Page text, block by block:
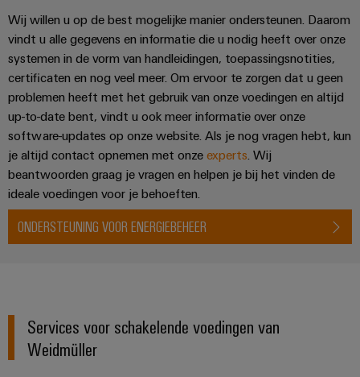
Wij willen u op de best mogelijke manier ondersteunen. Daarom
vindt u alle gegevens en informatie die u nodig heeft over onze
systemen in de vorm van handleidingen, toepassingsnotities,
certificaten en nog veel meer. Om ervoor te zorgen dat u geen
problemen heeft met het gebruik van onze voedingen en altijd
up-to-date bent, vindt u ook meer informatie over onze
software-updates op onze website. Als je nog vragen hebt, kun
je altijd contact opnemen met onze experts. Wij
beantwoorden graag je vragen en helpen je bij het vinden de
ideale voedingen voor je behoeften.
ONDERSTEUNING VOOR ENERGIEBEHEER
Services voor schakelende voedingen van
Weidmüller